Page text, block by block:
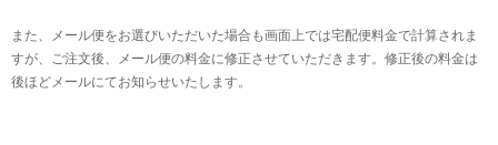
また、メール便をお選びいただいた場合も画面上では宅配便料金で計算されま
すが、ご注文後、メール便の料金に修正させていただきます。修正後の料金は
後ほどメールにてお知らせいたします。